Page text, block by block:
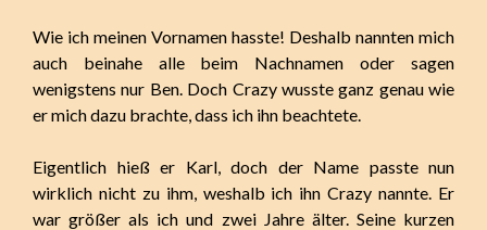
Wie ich meinen Vornamen hasste! Deshalb nannten mich
auch beinahe alle beim Nachnamen oder sagen
wenigstens nur Ben. Doch Crazy wusste ganz genau wie
er mich dazu brachte, dass ich ihn beachtete.
Eigentlich hieß er Karl, doch der Name passte nun
wirklich nicht zu ihm, weshalb ich ihn Crazy nannte. Er
war größer als ich und zwei Jahre älter. Seine kurzen